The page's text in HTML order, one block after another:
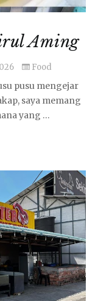
Aming
Food
pusu mengejar
saya memang
yang …